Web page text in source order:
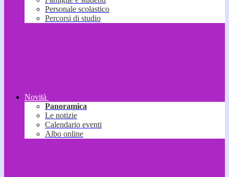
Personale scolastico
Percorsi di studio
Novità
Panoramica
Le notizie
Calendario eventi
Albo online